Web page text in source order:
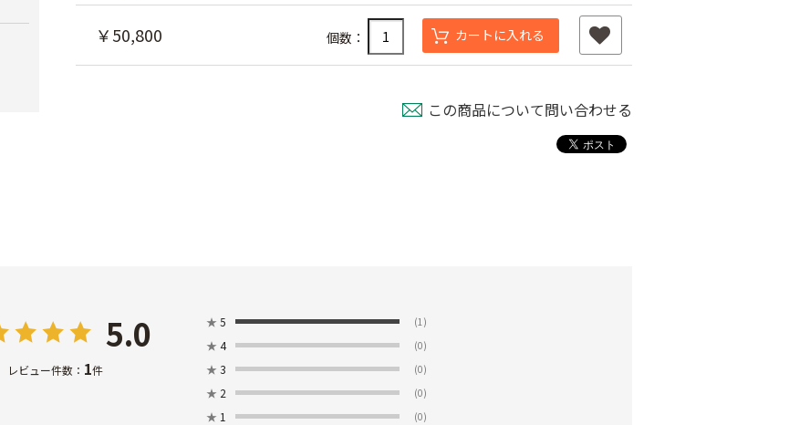
￥1,340
￥1,980
￥50,800 個数： カートに入れる
この商品について問い合わせる
5.0
レビュー件数： 1件
★ 5 (1)
★ 4 (0)
★ 3 (0)
★ 2 (0)
★ 1 (0)